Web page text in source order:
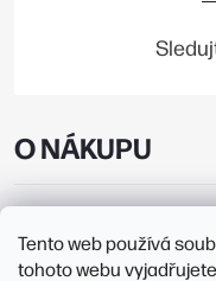
Tento web používá
tohoto webu
O NÁKUPU